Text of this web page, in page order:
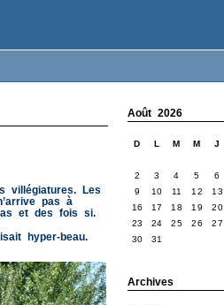
Août 2026
D L M M J
2
3 4 5 6
9
10 11 12 13
16
17 18 19 20
23
24 25 26 27
30
31
Archives
villégiatures. Les
pas à
et des fois si.
hyper-beau.